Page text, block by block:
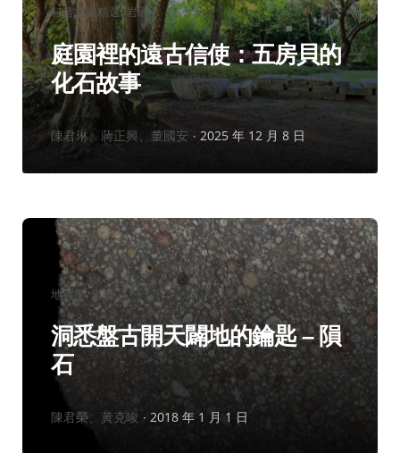
分
類：
科普文摘精選 岩礦
庭園裡的遠古信使：五房貝的
化石故事
作
者：
陳君琳、蔣正興、董國安 2025 年 12 月 8 日
分
類：
地質學 岩礦
洞悉盤古開天闢地的鑰匙 – 隕
石
作
陳君榮、黃克峻 2018 年 1 月 1 日